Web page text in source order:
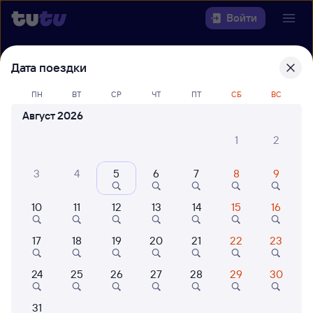
Войти
Выберите день, чтобы найти
билеты Новосибирск-Главный —
Когда
Кто едет
Дата поездки
ПН ВТ СР ЧТ ПТ СБ ВС
Август 2026
1
2
3 4 5 6 7 8 9
10 11 12 13 14 15 16
17 18 19 20 21 22 23
24 25 26 27 28 29 30
31